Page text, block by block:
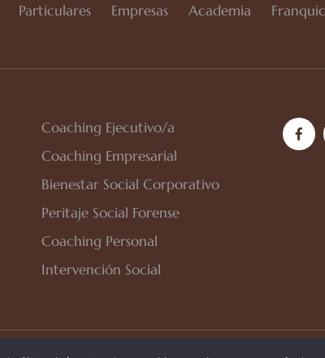
Particulares Empresas Academia
Coaching Ejecutivo/a
Coaching Empresarial
Bienestar Social Corporativo
Peritaje Social Forense
Coaching Personal
Intervención Social
Política de Cookies